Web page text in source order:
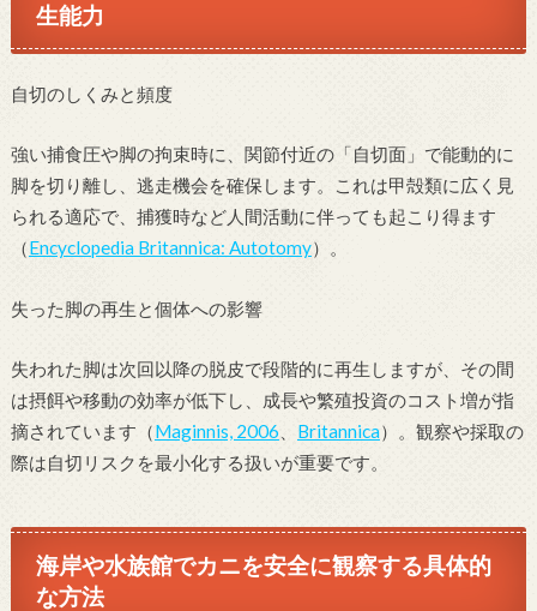
生能力
自切のしくみと頻度
強い捕食圧や脚の拘束時に、関節付近の「自切面」で能動的に
脚を切り離し、逃走機会を確保します。これは甲殻類に広く見
られる適応で、捕獲時など人間活動に伴っても起こり得ます
（Encyclopedia Britannica: Autotomy）。
失った脚の再生と個体への影響
失われた脚は次回以降の脱皮で段階的に再生しますが、その間
は摂餌や移動の効率が低下し、成長や繁殖投資のコスト増が指
摘されています（Maginnis, 2006 Britannica）。観察や採取の
際は自切リスクを最小化する扱いが重要です。
海岸や水族館でカニを安全に観察する具体的
な方法